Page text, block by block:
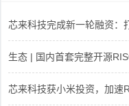
芯来科技完成新一轮融资：
生态 | 国内首套完整开源
芯来科技获小米投资，加速